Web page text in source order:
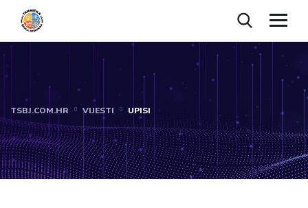
TSBJ.COM.HR VIJESTI UPISI